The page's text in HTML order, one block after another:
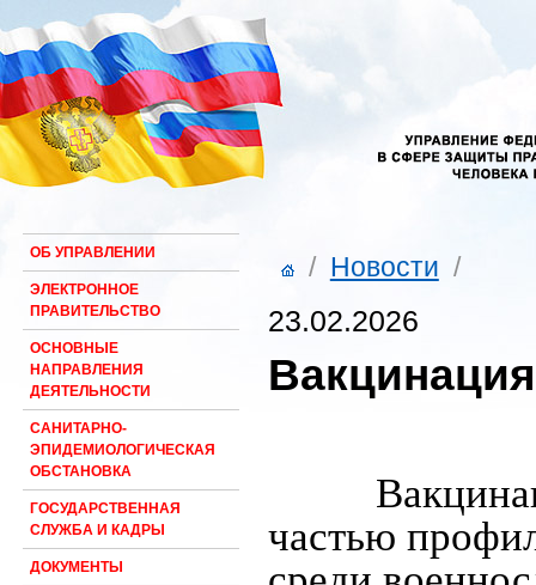
ОБ УПРАВЛЕНИИ
ЭЛЕКТРОННОЕ
ПРАВИТЕЛЬСТВО
ОСНОВНЫЕ
НАПРАВЛЕНИЯ
ДЕЯТЕЛЬНОСТИ
САНИТАРНО-
ЭПИДЕМИОЛОГИЧЕСКАЯ
ОБСТАНОВКА
ГОСУДАРСТВЕННАЯ
СЛУЖБА И КАДРЫ
ДОКУМЕНТЫ
/ Новости /
23.02.2026
частью